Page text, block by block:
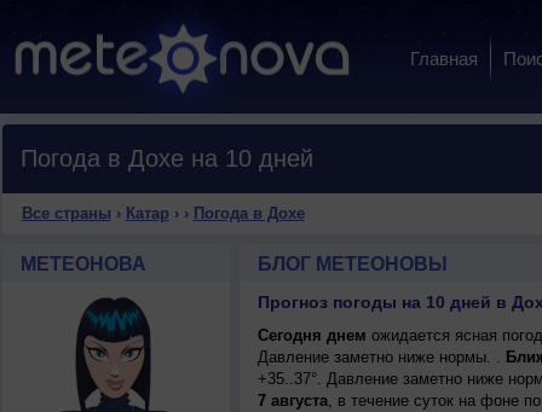
Главная
Погода в Дохе на 10 дней
Все страны › Катар › › Погода в Дохе
МЕТЕОНОВА БЛОГ МЕТЕОНОВЫ
Прогноз погоды на 10 дней в
Сегодня днем ожидается ясная
Давление заметно ниже нормы. .
+35..37°. Давление заметно ниже
7 августа, в течение суток на фоне